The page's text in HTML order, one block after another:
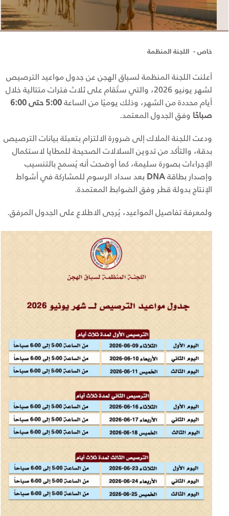
خاص - اللجنة المنظمة
أعلنت اللجنة المنظمة لسباق الهجن عن جدول مواعيد الترصيص
لشهر يونيو 2026، والتي ستُقام على ثلاث فترات متتالية خلال
أيام محددة من الشهر، وذلك يوميًا من الساعة
5:00 حتى 6:00
صباحًاوفق الجدول المعتمد.
ودعت اللجنة الملاك إلى ضرورة الالتزام بتعبئة بيانات الترصيص
بدقة، والتأكد من تدوين السلالات الصحيحة للمطايا لاستكمال
الإجراءات بصورة سليمة، كما أوضحت أنه يُسمح بالتنسيب
وإصدار بطاقةDNAبعد سداد الرسوم للمشاركة في أشواط
الإنتاج بدولة قطر وفق الضوابط المعتمدة.
ولمعرفة تفاصيل المواعيد، يُرجى الاطلاع على الجدول المرفق.